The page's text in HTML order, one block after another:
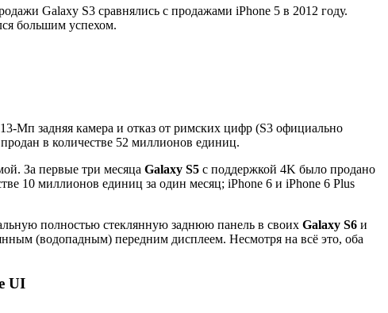
Galaxy S3 сравнялись с продажами iPhone 5 в 2012 году.
большим успехом.
Мп задняя камера и отказ от римских цифр (S3 официально
в количестве 52 миллионов единиц.
За первые три месяца Galaxy S5 с поддержкой 4K было продано
10 миллионов единиц за один месяц; iPhone 6 и iPhone 6 Plus
полностью стеклянную заднюю панель в своих Galaxy S6 и
(водопадным) передним дисплеем. Несмотря на всё это, оба
UI